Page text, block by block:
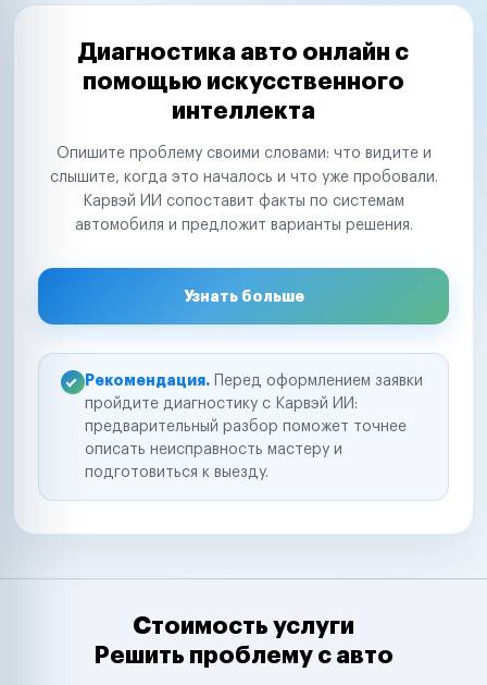
Диагностика авто онлайн с
помощью искусственного
интеллекта
Опишите проблему своими словами: что видите и
слышите, когда это началось и что уже пробовали.
Карвэй ИИ сопоставит факты по системам
автомобиля и предложит варианты решения.
Узнать больше
Рекомендация. Перед оформлением заявки
пройдите диагностику с Карвэй ИИ:
предварительный разбор поможет точнее
описать неисправность мастеру и
подготовиться к выезду.
Стоимость услуги
Решить проблему с авто